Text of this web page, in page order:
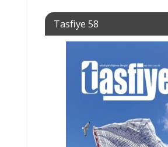
Tasfiye 58